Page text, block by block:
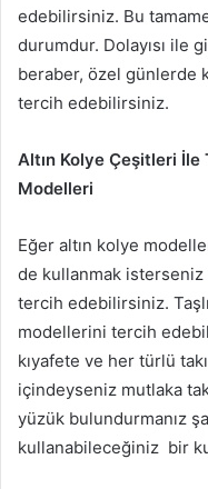
edebilirsiniz. Bu
durumdur. Dolayısı ile
beraber, özel günlerde
tercih edebilirsiniz.
Altın Kolye Çeşitleri
Modelleri
Eğer altın kolye
de kullanmak
tercih edebilirsiniz.
modellerini tercih
kıyafete ve her türlü
içindeyseniz mutlaka
yüzük bulundurmanız
kullanabileceğiniz bir